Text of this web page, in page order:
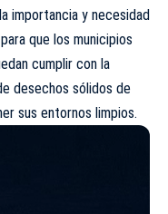
importancia y necesidad
que los municipios
cumplir con la
desechos sólidos de
sus entornos limpios.